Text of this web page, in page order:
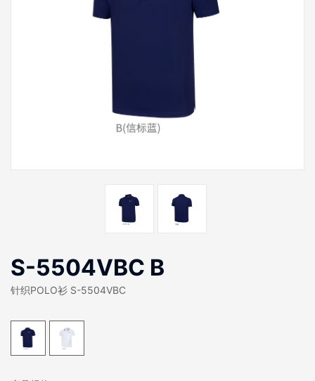
S-5504VBC B
针织POLO衫 S-5504VBC